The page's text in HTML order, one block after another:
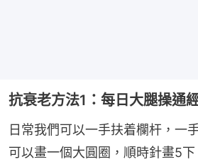
抗衰老方法1：每日大腿操
日常我們可以一手扶着欄杆，一
可以畫一個大圓圈，順時針畫5下